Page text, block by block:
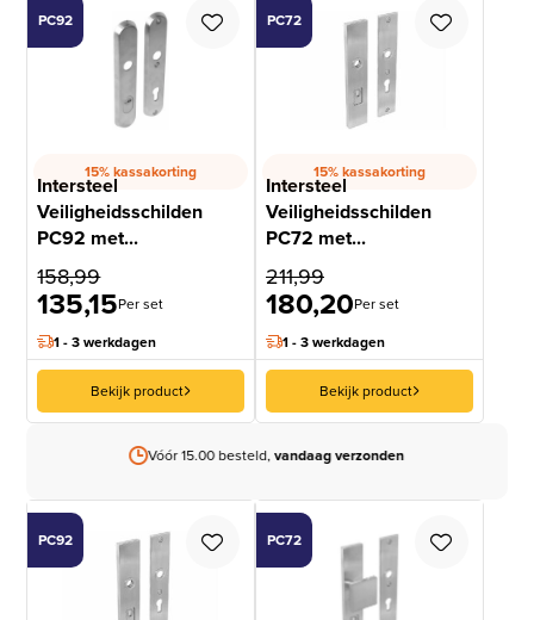
PC92
15% kassakorting
Intersteel
Veiligheidsschilden
PC92 met...
158,99
135,15Per set
1 - 3 werkdagen
Bekijk product
PC72
15% kassakorting
Intersteel
Veiligheidsschilden
PC72 met...
211,99
180,20Per set
1 - 3 werkdagen
Bekijk product
Vóór 15.00 besteld,vandaag verzonden
PC92 PC72